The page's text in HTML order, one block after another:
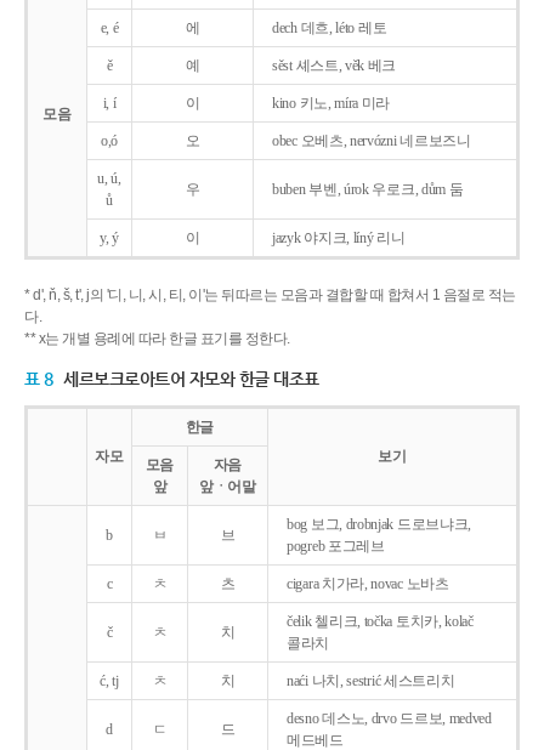
모음
e, é 에 dech 데흐, léto 레토
ě 예 sěst 셰스트, věk 베크
i, í 이 kino 키노, míra 미라
o,ó 오 obec 오베츠, nervózni 네르보즈니
u, ú,
ů
우 buben 부벤, úrok 우로크, dům 둠
y, ý 이 jazyk야지크, líný 리니
* d', ň, š, t', j의 '디, 니, 시, 티, 이'는 뒤따르는 모음과 결합할 때 합쳐서 1 음절로 적는
다.
** x는 개별 용례에 따라 한글 표기를 정한다.
표 8 세르보크로아트어 자모와 한글 대조표
자모
한글
보기
모음
앞
자음
앞ㆍ어말
b ㅂ 브
bog 보그, drobnjak 드로브냐크,
pogreb 포그레브
c ㅊ 츠 cigara 치가라, novac 노바츠
č ㅊ 치
čelik 첼리크, točka 토치카, kolač
콜라치
ć, tj ㅊ 치 naći 나치, sestrić 세스트리치
d ㄷ 드
desno 데스노, drvo 드르보, medved
메드베드